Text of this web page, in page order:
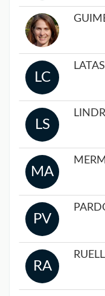
LC
LS
MA
PV
RA